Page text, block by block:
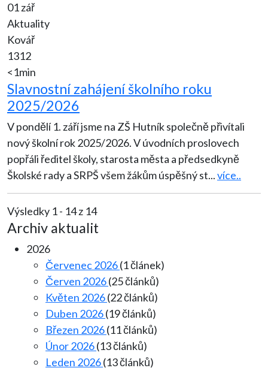
01 zář
Aktuality
Kovář
1312
<1min
Slavnostní zahájení školního roku
2025/2026
V pondělí 1. září jsme na ZŠ Hutník společně přivítali
nový školní rok 2025/2026. V úvodních proslovech
popřáli ředitel školy, starosta města a předsedkyně
Školské rady a SRPŠ všem žákům úspěšný st...více..
Výsledky 1 - 14 z 14
Archiv aktualit
2026
Červenec 2026(1 článek)
Červen 2026(25 článků)
Květen 2026(22 článků)
Duben 2026(19 článků)
Březen 2026(11 článků)
Únor 2026(13 článků)
Leden 2026(13 článků)